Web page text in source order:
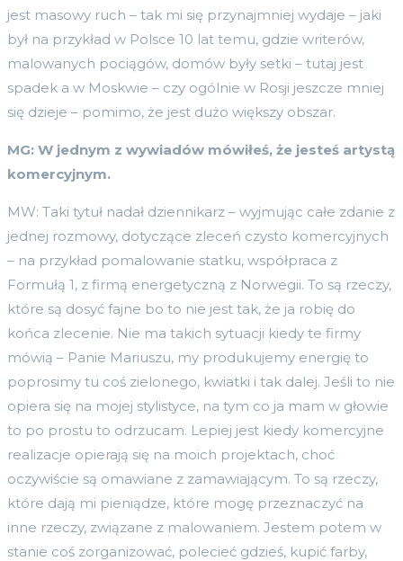
jest masowy ruch – tak mi się przynajmniej wydaje – jaki
był na przykład w Polsce 10 lat temu, gdzie writerów,
malowanych pociągów, domów były setki – tutaj jest
spadek a w Moskwie – czy ogólnie w Rosji jeszcze mniej
się dzieje – pomimo, że jest dużo większy obszar.
MG: W jednym z wywiadów mówiłeś, że jesteś artystą
komercyjnym.
MW: Taki tytuł nadał dziennikarz – wyjmując całe zdanie z
jednej rozmowy, dotyczące zleceń czysto komercyjnych
– na przykład pomalowanie statku, współpraca z
Formułą 1, z firmą energetyczną z Norwegii. To są rzeczy,
które są dosyć fajne bo to nie jest tak, że ja robię do
końca zlecenie. Nie ma takich sytuacji kiedy te firmy
mówią – Panie Mariuszu, my produkujemy energię to
poprosimy tu coś zielonego, kwiatki i tak dalej. Jeśli to nie
opiera się na mojej stylistyce, na tym co ja mam w głowie
to po prostu to odrzucam. Lepiej jest kiedy komercyjne
realizacje opierają się na moich projektach, choć
oczywiście są omawiane z zamawiającym. To są rzeczy,
które dają mi pieniądze, które mogę przeznaczyć na
inne rzeczy, związane z malowaniem. Jestem potem w
stanie coś zorganizować, polecieć gdzieś, kupić farby,